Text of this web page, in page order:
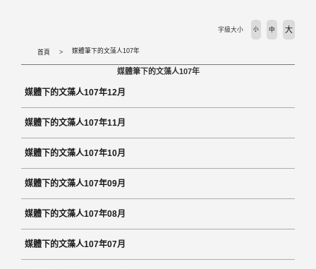
首頁 媒體筆下的文藻人107年
字級大小 小 中 大
媒體筆下的文藻人107年
媒體下的文藻人107年12月
媒體下的文藻人107年11月
媒體下的文藻人107年10月
媒體下的文藻人107年09月
媒體下的文藻人107年08月
媒體下的文藻人107年07月